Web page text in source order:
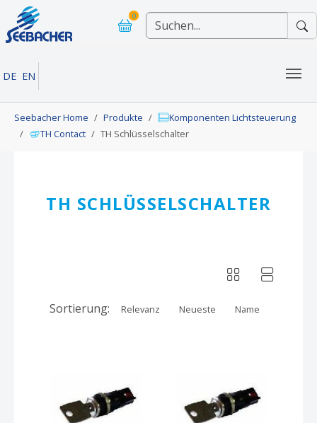
Skip to main navigation
Skip to main content
Skip to page footer
0
DE EN
Seebacher Home Produkte
Komponenten Lichtsteuerung
TH Contact
TH Schlüsselschalter
TH SCHLÜSSELSCHALTER
Sortierung: Relevanz Neueste Name